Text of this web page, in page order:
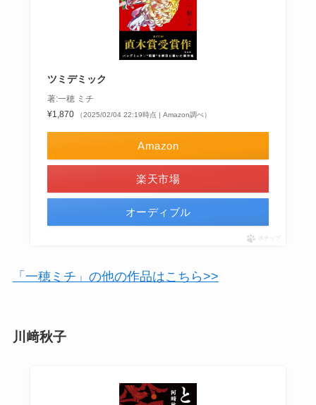
ツミデミック
著:一穂 ミチ
¥1,870
（2025/02/04 22:19時点 | Amazon調べ）
Amazon
楽天市場
オーディブル
ポチップ
「一穂ミチ」の他の作品はこちら>>
川﨑秋子